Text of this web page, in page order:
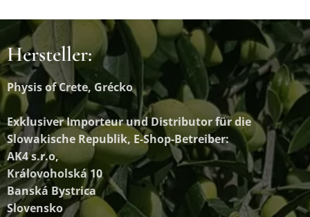
Hersteller:
Physis of Crete, Grécko
Exklusiver Importeur und Distributorfür die
Slowakische Republik, E-Shop-Betreiber:
AK4 s.r.o,
Královoholská 10
Banská Bystrica
Slovensko